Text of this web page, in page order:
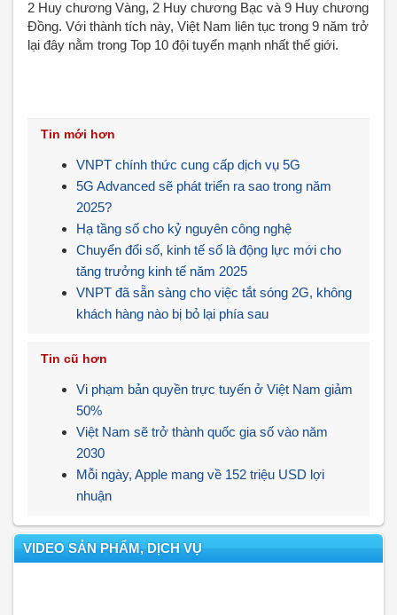
2 Huy chương Vàng, 2 Huy chương Bạc và 9 Huy chương
Đồng. Với thành tích này, Việt Nam liên tục trong 9 năm trở
lại đây nằm trong Top 10 đội tuyển mạnh nhất thế giới.
Tin mới hơn
VNPT chính thức cung cấp dịch vụ 5G
5G Advanced sẽ phát triển ra sao trong năm
2025?
Hạ tầng số cho kỷ nguyên công nghệ
Chuyển đổi số, kinh tế số là động lực mới cho
tăng trưởng kinh tế năm 2025
VNPT đã sẵn sàng cho việc tắt sóng 2G, không
khách hàng nào bị bỏ lại phía sau
Tin cũ hơn
Vi phạm bản quyền trực tuyến ở Việt Nam giảm
50%
Việt Nam sẽ trở thành quốc gia số vào năm
2030
Mỗi ngày, Apple mang về 152 triệu USD lợi
nhuận
VIDEO SẢN PHẨM, DỊCH VỤ